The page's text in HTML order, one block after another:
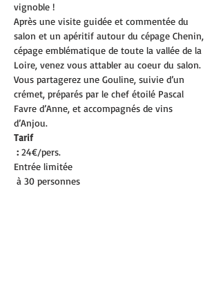
vignoble !
Après une visite guidée et commentée du
salon et un apéritif autour du cépage Chenin,
cépage emblématique de toute la vallée de la
Loire, venez vous attabler au coeur du salon.
Vous partagerez une Gouline, suivie d’un
crémet, préparés par le chef étoilé Pascal
Favre d’Anne, et accompagnés de vins
d’Anjou.
Tarif
:
Entrée limitée
à 30 personnes